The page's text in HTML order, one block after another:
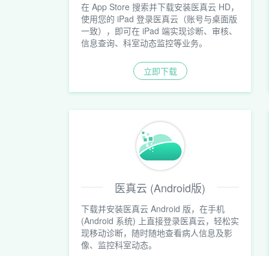
在 App Store 搜索并下载安装医真云 HD，
使用您的 iPad 登录医真云（账号与桌面版
一致），即可在 iPad 端实现诊断、审核、
信息查询、科室动态监控等业务。
立即下载
医真云 (Android版)
下载并安装医真云 Android 版，在手机
(Android 系统) 上直接登录医真云，轻松实
现移动诊断，随时随地查看病人信息及影
像、监控科室动态。